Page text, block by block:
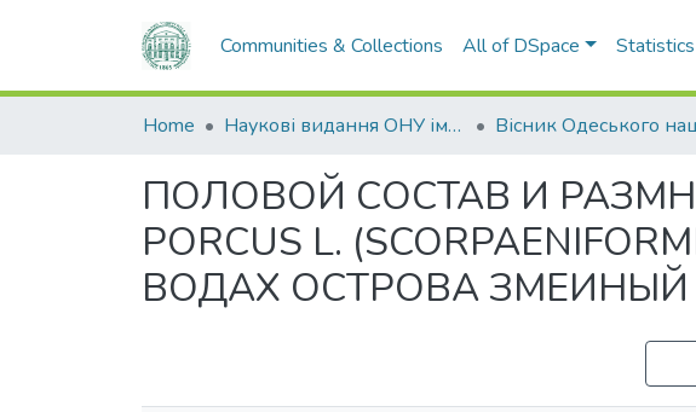
Communities & Collections All of DSpace Statistics
Home Наукові видання ОНУ імені І. І. Мечникова
ПОЛОВОЙ СОСТАВ И
PORCUS L.
ВОДАХ ОСТРОВА ЗМЕИНЫЙ